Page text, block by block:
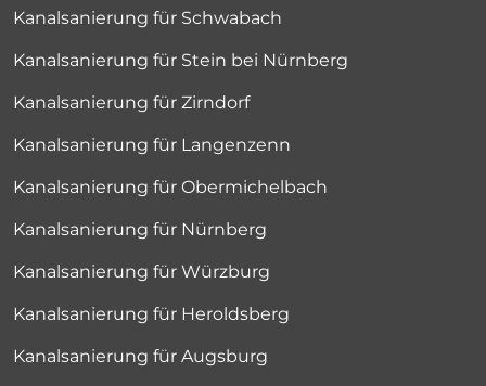
Kanalsanierung für Schwabach
Kanalsanierung für Stein bei Nürnberg
Kanalsanierung für Zirndorf
Kanalsanierung für Langenzenn
Kanalsanierung für Obermichelbach
Kanalsanierung für Nürnberg
Kanalsanierung für Würzburg
Kanalsanierung für Heroldsberg
Kanalsanierung für Augsburg